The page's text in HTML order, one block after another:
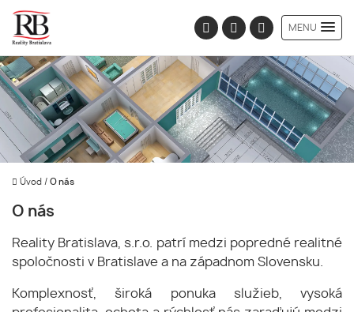
MENU
Úvod / O nás
O nás
Reality Bratislava, s.r.o. patrí medzi popredné realitné
spoločnosti v Bratislave a na západnom Slovensku.
Komplexnosť, široká ponuka služieb, vysoká